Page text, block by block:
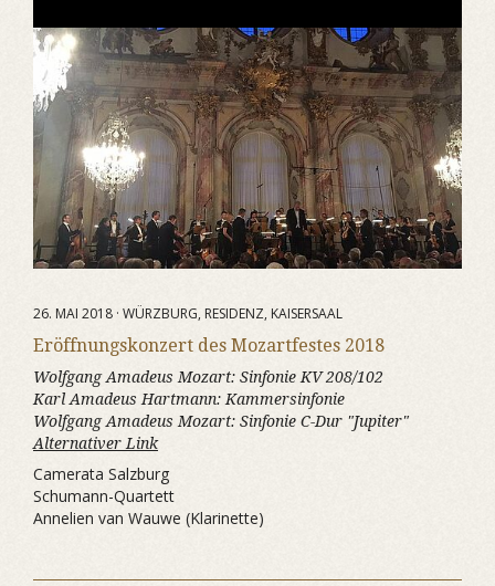
26. MAI 2018 · WÜRZBURG, RESIDENZ, KAISERSAAL
Eröffnungskonzert des Mozartfestes 2018
Wolfgang Amadeus Mozart: Sinfonie KV 208/102
Karl Amadeus Hartmann:Kammersinfonie
Wolfgang Amadeus Mozart: Sinfonie C-Dur "Jupiter"
Alternativer Link
Camerata Salzburg
Schumann-Quartett
Annelien van Wauwe (Klarinette)